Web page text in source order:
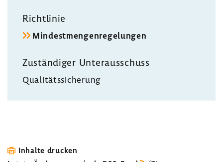
Richt­linie
Mindest­men­gen­re­ge­lungen
Zustän­diger Unter­aus­schuss
Quali­täts­si­che­rung
Inhalte drucken